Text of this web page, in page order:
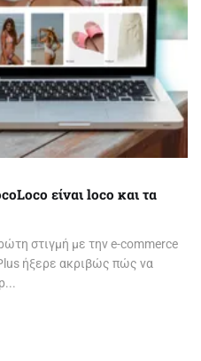
είναι loco και τα
στιγμή με την e-commerce
ήξερε ακριβώς πώς να